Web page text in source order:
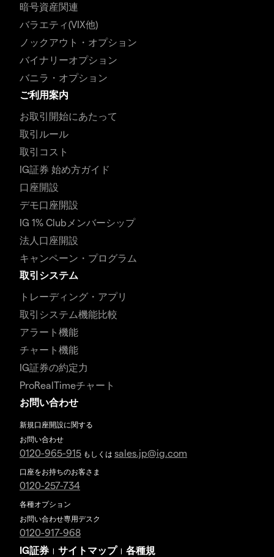
暗号資産関連
バラエティ(VIX他)
ノックアウト・オプション
バイナリーオプション
バニラ・オプション
ご利用案内
お取引開始にあたって
取引ルール
取引コスト
IG証券 始め方ガイド
口座開設
デモ口座開設
IG 1% Clubメンバーシップ
法人口座開設
キャンペーン・プログラム
取引システム
トレーディング・アプリ
取引システム機能比較
アラート機能
チャート機能
IG証券の約定力
ProRealTimeチャート
お問い合わせ
新規口座開設に関する
お問い合わせ
0120-965-915 もしくは sales.jp@ig.com
口座をお持ちのお客さま
0120-257-734
各種オプション
お問い合わせ専用デスク
0120-917-968
IG証券 | サイトマップ | 各種規